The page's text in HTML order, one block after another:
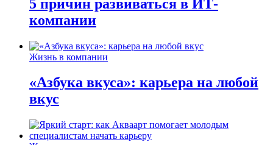
5 причин развиваться в ИТ-
компании
Жизнь в компании
«Азбука вкуса»: карьера на любой
вкус